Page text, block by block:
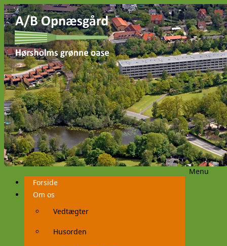
Menu
Videre
til
indhold
Forside
Om os
Vedtægter
Husorden